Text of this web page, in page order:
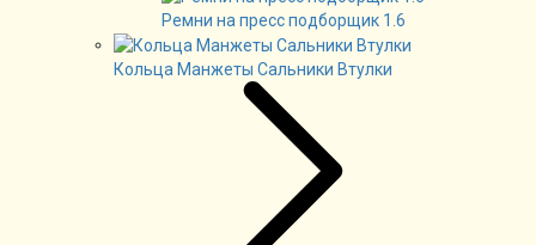
Ремни на пресс подборщик 1.6
Кольца Манжеты Сальники Втулки